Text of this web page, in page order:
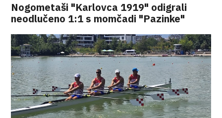
Nogometaši "Karlovca 1919" odigrali
neodlučeno 1:1 s momčadi "Pazinke"